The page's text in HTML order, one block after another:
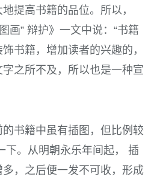
提高书籍的品位。所以，
画” 辩护》一文中说：“书籍
书籍，增加读者的兴趣的，
之所不及，所以也是一种宣
书籍中虽有插图，但比例较
下。从明朝永乐年间起， 插
，之后便一发不可收，形成